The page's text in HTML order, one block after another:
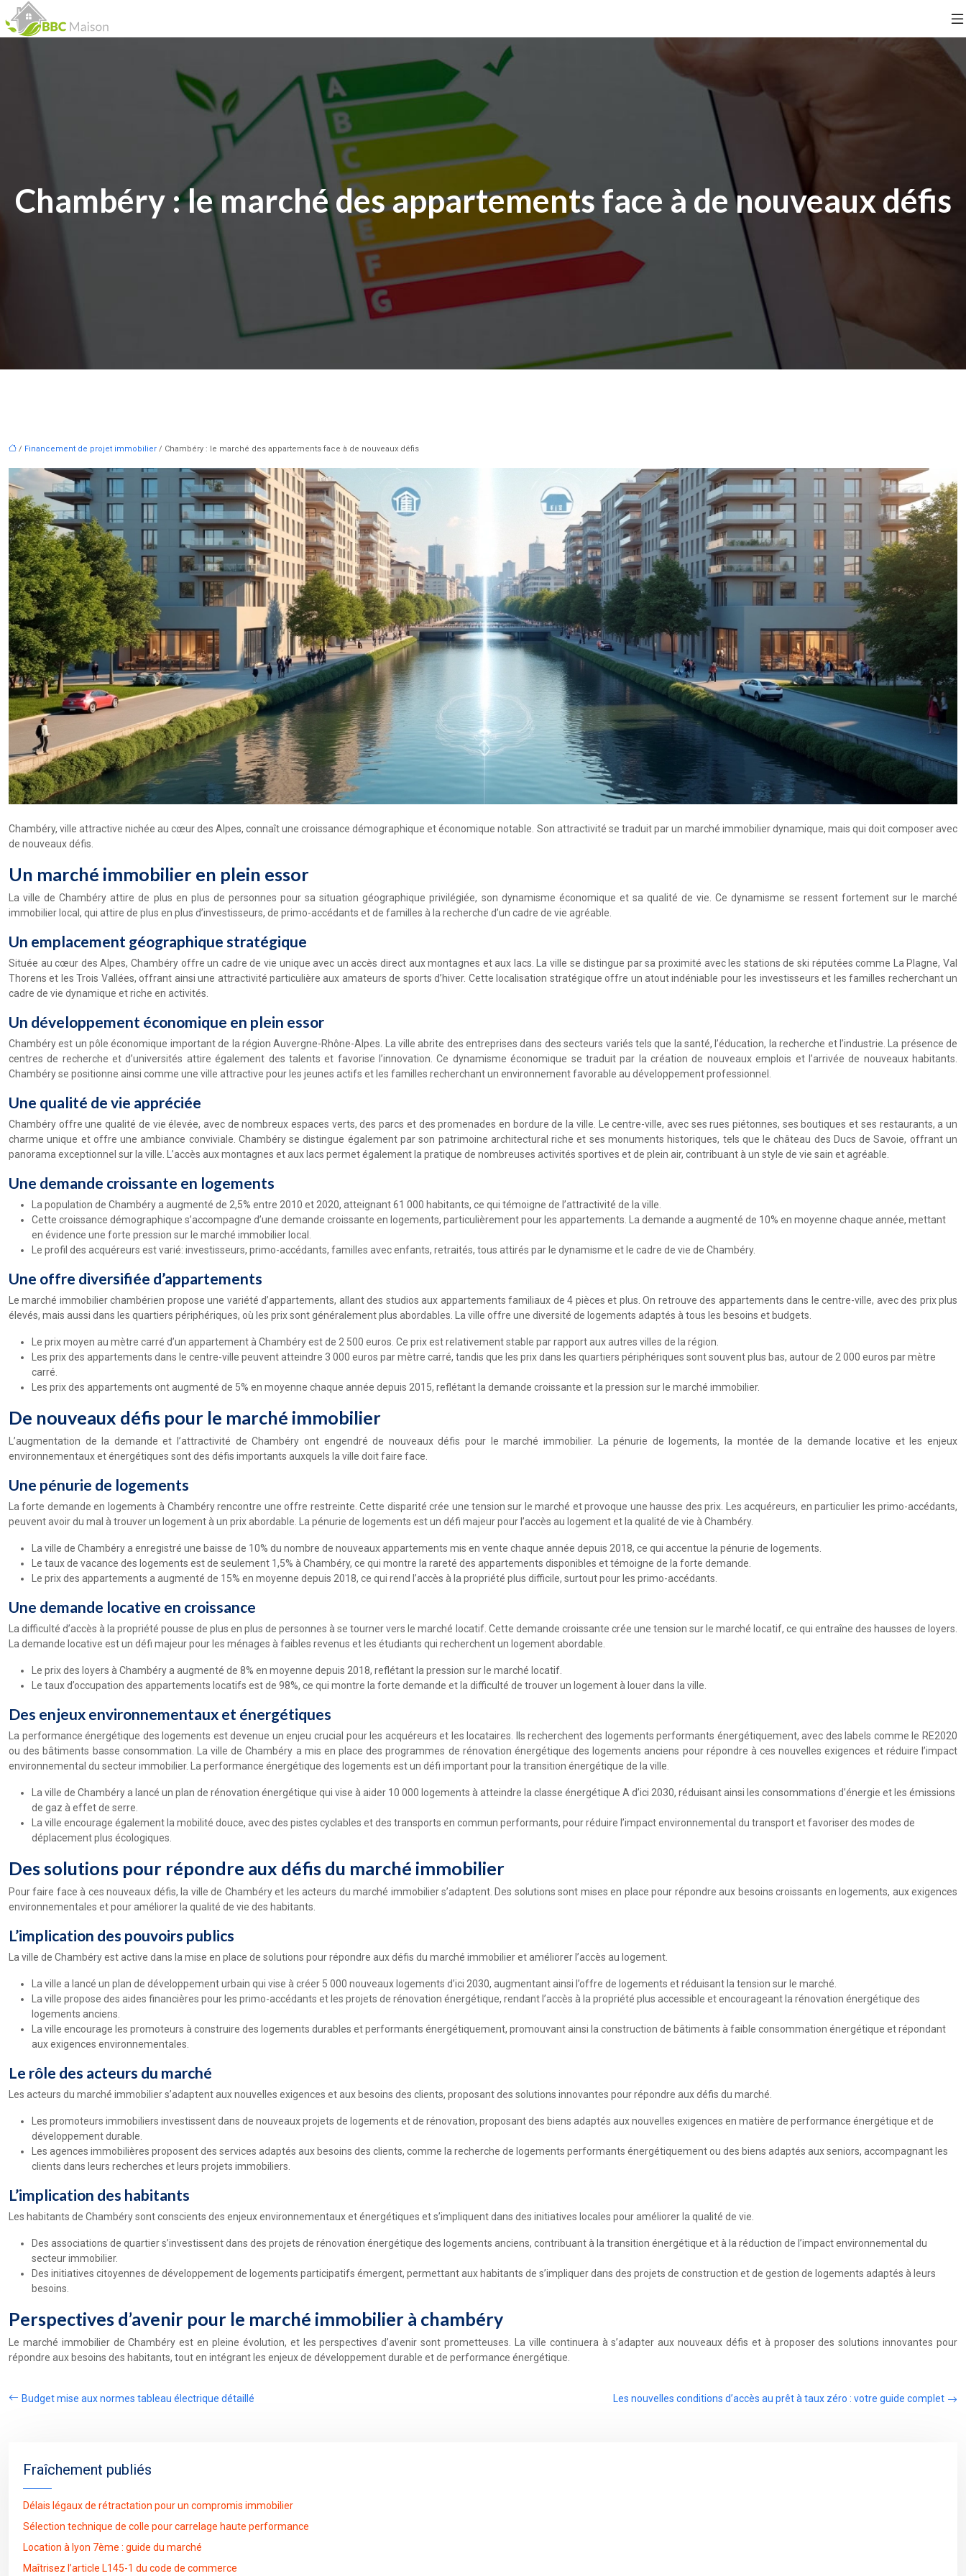
Chambéry : le marché des appartements face à de nouveaux défis
/ Financement de projet immobilier / Chambéry : le marché des appartements face à de nouveaux défis
Chambéry, ville attractive nichée au cœur des Alpes, connaît une croissance démographique et économique notable. Son attractivité se traduit par un marché immobilier dynamique, mais qui doit composer avec
de nouveaux défis.
Un marché immobilier en plein essor
La ville de Chambéry attire de plus en plus de personnes pour sa situation géographique privilégiée, son dynamisme économique et sa qualité de vie. Ce dynamisme se ressent fortement sur le marché
immobilier local, qui attire de plus en plus d’investisseurs, de primo-accédants et de familles à la recherche d’un cadre de vie agréable.
Un emplacement géographique stratégique
Située au cœur des Alpes, Chambéry offre un cadre de vie unique avec un accès direct aux montagnes et aux lacs. La ville se distingue par sa proximité avec les stations de ski réputées comme La Plagne, Val
Thorens et les Trois Vallées, offrant ainsi une attractivité particulière aux amateurs de sports d’hiver. Cette localisation stratégique offre un atout indéniable pour les investisseurs et les familles recherchant un
cadre de vie dynamique et riche en activités.
Un développement économique en plein essor
Chambéry est un pôle économique important de la région Auvergne-Rhône-Alpes. La ville abrite des entreprises dans des secteurs variés tels que la santé, l’éducation, la recherche et l’industrie. La présence de
centres de recherche et d’universités attire également des talents et favorise l’innovation. Ce dynamisme économique se traduit par la création de nouveaux emplois et l’arrivée de nouveaux habitants.
Chambéry se positionne ainsi comme une ville attractive pour les jeunes actifs et les familles recherchant un environnement favorable au développement professionnel.
Une qualité de vie appréciée
Chambéry offre une qualité de vie élevée, avec de nombreux espaces verts, des parcs et des promenades en bordure de la ville. Le centre-ville, avec ses rues piétonnes, ses boutiques et ses restaurants, a un
charme unique et offre une ambiance conviviale. Chambéry se distingue également par son patrimoine architectural riche et ses monuments historiques, tels que le château des Ducs de Savoie, offrant un
panorama exceptionnel sur la ville. L’accès aux montagnes et aux lacs permet également la pratique de nombreuses activités sportives et de plein air, contribuant à un style de vie sain et agréable.
Une demande croissante en logements
La population de Chambéry a augmenté de 2,5% entre 2010 et 2020, atteignant 61 000 habitants, ce qui témoigne de l’attractivité de la ville.
Cette croissance démographique s’accompagne d’une demande croissante en logements, particulièrement pour les appartements. La demande a augmenté de 10% en moyenne chaque année, mettant
en évidence une forte pression sur le marché immobilier local.
Le profil des acquéreurs est varié: investisseurs, primo-accédants, familles avec enfants, retraités, tous attirés par le dynamisme et le cadre de vie de Chambéry.
Une offre diversifiée d’appartements
Le marché immobilier chambérien propose une variété d’appartements, allant des studios aux appartements familiaux de 4 pièces et plus. On retrouve des appartements dans le centre-ville, avec des prix plus
élevés, mais aussi dans les quartiers périphériques, où les prix sont généralement plus abordables. La ville offre une diversité de logements adaptés à tous les besoins et budgets.
Le prix moyen au mètre carré d’un appartement à Chambéry est de 2 500 euros. Ce prix est relativement stable par rapport aux autres villes de la région.
Les prix des appartements dans le centre-ville peuvent atteindre 3 000 euros par mètre carré, tandis que les prix dans les quartiers périphériques sont souvent plus bas, autour de 2 000 euros par mètre
carré.
Les prix des appartements ont augmenté de 5% en moyenne chaque année depuis 2015, reflétant la demande croissante et la pression sur le marché immobilier.
De nouveaux défis pour le marché immobilier
L’augmentation de la demande et l’attractivité de Chambéry ont engendré de nouveaux défis pour le marché immobilier. La pénurie de logements, la montée de la demande locative et les enjeux
environnementaux et énergétiques sont des défis importants auxquels la ville doit faire face.
Une pénurie de logements
La forte demande en logements à Chambéry rencontre une offre restreinte. Cette disparité crée une tension sur le marché et provoque une hausse des prix. Les acquéreurs, en particulier les primo-accédants,
peuvent avoir du mal à trouver un logement à un prix abordable. La pénurie de logements est un défi majeur pour l’accès au logement et la qualité de vie à Chambéry.
La ville de Chambéry a enregistré une baisse de 10% du nombre de nouveaux appartements mis en vente chaque année depuis 2018, ce qui accentue la pénurie de logements.
Le taux de vacance des logements est de seulement 1,5% à Chambéry, ce qui montre la rareté des appartements disponibles et témoigne de la forte demande.
Le prix des appartements a augmenté de 15% en moyenne depuis 2018, ce qui rend l’accès à la propriété plus difficile, surtout pour les primo-accédants.
Une demande locative en croissance
La difficulté d’accès à la propriété pousse de plus en plus de personnes à se tourner vers le marché locatif. Cette demande croissante crée une tension sur le marché locatif, ce qui entraîne des hausses de loyers.
La demande locative est un défi majeur pour les ménages à faibles revenus et les étudiants qui recherchent un logement abordable.
Le prix des loyers à Chambéry a augmenté de 8% en moyenne depuis 2018, reflétant la pression sur le marché locatif.
Le taux d’occupation des appartements locatifs est de 98%, ce qui montre la forte demande et la difficulté de trouver un logement à louer dans la ville.
Des enjeux environnementaux et énergétiques
La performance énergétique des logements est devenue un enjeu crucial pour les acquéreurs et les locataires. Ils recherchent des logements performants énergétiquement, avec des labels comme le RE2020
ou des bâtiments basse consommation. La ville de Chambéry a mis en place des programmes de rénovation énergétique des logements anciens pour répondre à ces nouvelles exigences et réduire l’impact
environnemental du secteur immobilier. La performance énergétique des logements est un défi important pour la transition énergétique de la ville.
La ville de Chambéry a lancé un plan de rénovation énergétique qui vise à aider 10 000 logements à atteindre la classe énergétique A d’ici 2030, réduisant ainsi les consommations d’énergie et les émissions
de gaz à effet de serre.
La ville encourage également la mobilité douce, avec des pistes cyclables et des transports en commun performants, pour réduire l’impact environnemental du transport et favoriser des modes de
déplacement plus écologiques.
Des solutions pour répondre aux défis du marché immobilier
Pour faire face à ces nouveaux défis, la ville de Chambéry et les acteurs du marché immobilier s’adaptent. Des solutions sont mises en place pour répondre aux besoins croissants en logements, aux exigences
environnementales et pour améliorer la qualité de vie des habitants.
L’implication des pouvoirs publics
La ville de Chambéry est active dans la mise en place de solutions pour répondre aux défis du marché immobilier et améliorer l’accès au logement.
La ville a lancé un plan de développement urbain qui vise à créer 5 000 nouveaux logements d’ici 2030, augmentant ainsi l’offre de logements et réduisant la tension sur le marché.
La ville propose des aides financières pour les primo-accédants et les projets de rénovation énergétique, rendant l’accès à la propriété plus accessible et encourageant la rénovation énergétique des
logements anciens.
La ville encourage les promoteurs à construire des logements durables et performants énergétiquement, promouvant ainsi la construction de bâtiments à faible consommation énergétique et répondant
aux exigences environnementales.
Le rôle des acteurs du marché
Les acteurs du marché immobilier s’adaptent aux nouvelles exigences et aux besoins des clients, proposant des solutions innovantes pour répondre aux défis du marché.
Les promoteurs immobiliers investissent dans de nouveaux projets de logements et de rénovation, proposant des biens adaptés aux nouvelles exigences en matière de performance énergétique et de
développement durable.
Les agences immobilières proposent des services adaptés aux besoins des clients, comme la recherche de logements performants énergétiquement ou des biens adaptés aux seniors, accompagnant les
clients dans leurs recherches et leurs projets immobiliers.
L’implication des habitants
Les habitants de Chambéry sont conscients des enjeux environnementaux et énergétiques et s’impliquent dans des initiatives locales pour améliorer la qualité de vie.
Des associations de quartier s’investissent dans des projets de rénovation énergétique des logements anciens, contribuant à la transition énergétique et à la réduction de l’impact environnemental du
secteur immobilier.
Des initiatives citoyennes de développement de logements participatifs émergent, permettant aux habitants de s’impliquer dans des projets de construction et de gestion de logements adaptés à leurs
besoins.
Perspectives d’avenir pour le marché immobilier à chambéry
Le marché immobilier de Chambéry est en pleine évolution, et les perspectives d’avenir sont prometteuses. La ville continuera à s’adapter aux nouveaux défis et à proposer des solutions innovantes pour
répondre aux besoins des habitants, tout en intégrant les enjeux de développement durable et de performance énergétique.
Budget mise aux normes tableau électrique détaillé Les nouvelles conditions d’accès au prêt à taux zéro : votre guide complet
Fraîchement publiés
Délais légaux de rétractation pour un compromis immobilier
Sélection technique de colle pour carrelage haute performance
Location à lyon 7ème : guide du marché
Maîtrisez l’article L145-1 du code de commerce